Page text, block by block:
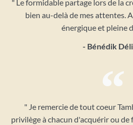
" Le formidable partage lors de la
bien au-delà de mes attentes.
énergique et pleine
- Bénédik
" Je remercie de tout coeur
privilège à chacun d'acquérir ou